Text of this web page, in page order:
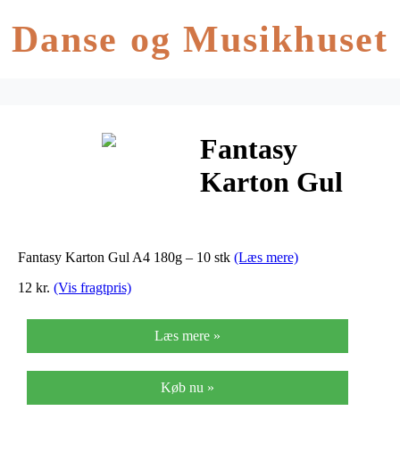
Danse og Musikhuset
Fantasy
Karton Gul
stk
Fantasy Karton Gul A4 180g – 10 stk (Læs mere)
12 kr. (Vis fragtpris)
Læs mere »
Køb nu »